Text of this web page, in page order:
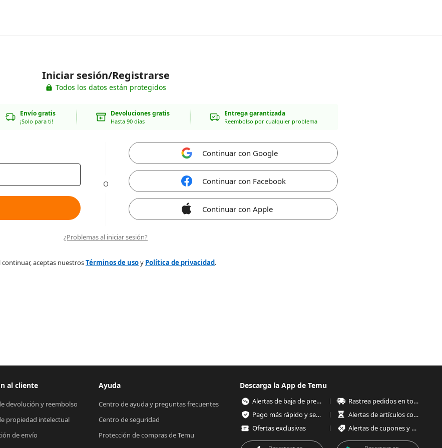
Iniciar sesión/Registrarse
Todos los datos están protegidos
Envío gratis
¡Solo para ti!
Devoluciones gratis
Hasta 90 días
Entrega garantizada
Reembolso por cualquier problema
O
Continuar con Google
Continuar con Facebook
Continuar con Apple
¿Problemas al iniciar sesión?
continuar, aceptas nuestrosTérminos de usoy Política de privacidad.
al cliente
devolución y reembolso
propiedad intelectual
de envío
Ayuda
Centro de ayuda y preguntas frecuentes
Centro de seguridad
Protección de compras de Temu
Descarga la App de Temu
Alertas de baja de precios
Rastrea pedidos en todo momento
Pago más rápido y seguro
Alertas de artículos con poco stock
Ofertas exclusivas
Alertas de cupones y ofertas